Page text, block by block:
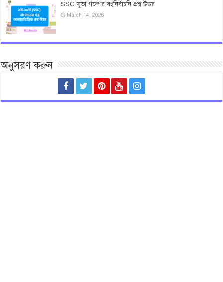
SSC সুভা গল্পের বহুনির্বাচনি প্রশ্ন উত্তর
March 14, 2026
অনুসরণ করুন